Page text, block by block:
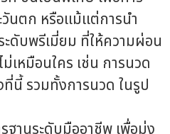
นตก หรือแม้แต่การนำ
ดับพรีเมี่ยม ที่ให้ความผ่อน
เหมือนใคร เช่น การนวด
ที่นี้ รวมทั้งการนวด ในรูป